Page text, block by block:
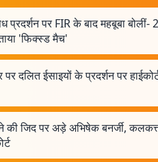
प्रदर्शन पर FIR के बाद महबूबा
'फिक्स्ड मैच'
दलित ईसाइयों के प्रदर्शन पर
की जिद पर अड़े अभिषेक बनर्जी,